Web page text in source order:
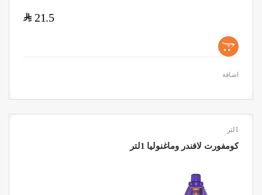
21.5
$
+
اضافة
1لتر
كومفورت لافندر وماغنوليا 1لتر